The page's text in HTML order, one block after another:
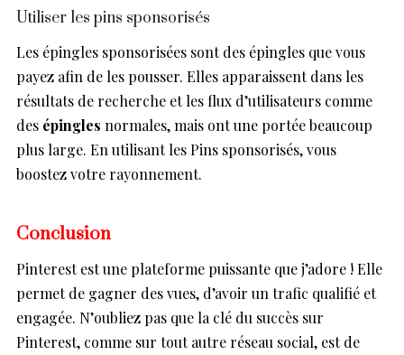
Utiliser les pins sponsorisés
Les épingles sponsorisées sont des épingles que vous
payez afin de les pousser. Elles apparaissent dans les
résultats de recherche et les flux d’utilisateurs comme
des épingles normales, mais ont une portée beaucoup
plus large. En utilisant les Pins sponsorisés, vous
boostez votre rayonnement.
Conclusion
Pinterest est une plateforme puissante que j’adore ! Elle
permet de gagner des vues, d’avoir un trafic qualifié et
engagée. N’oubliez pas que la clé du succès sur
Pinterest, comme sur tout autre réseau social, est de